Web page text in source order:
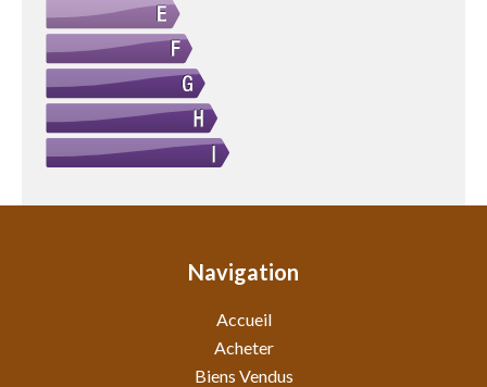
Navigation
Accueil
Acheter
Biens Vendus